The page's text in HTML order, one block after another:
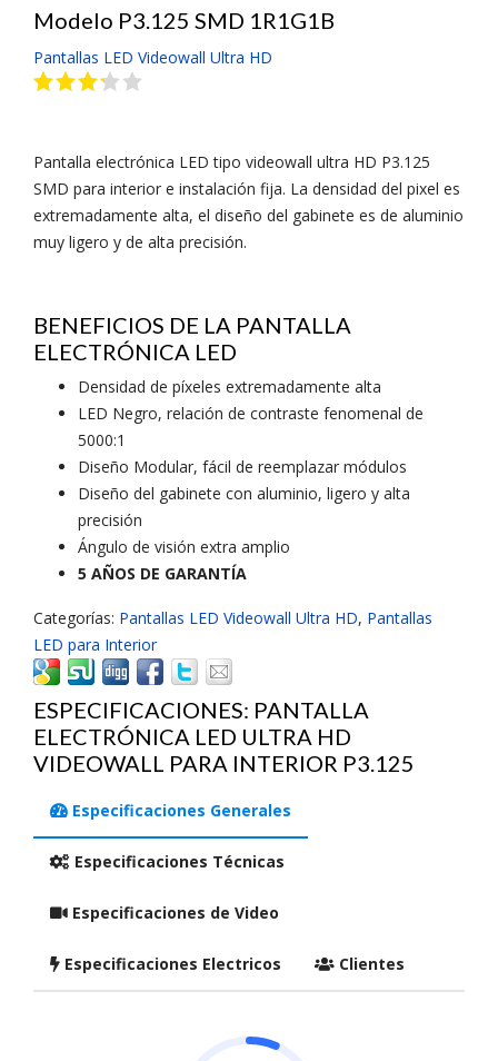
Modelo P3.125 SMD 1R1G1B
Pantallas LED Videowall Ultra HD
Pantalla electrónica LED tipo videowall ultra HD P3.125
SMD para interior e instalación fija. La densidad del pixel es
extremadamente alta, el diseño del gabinete es de aluminio
muy ligero y de alta precisión.
BENEFICIOS DE LA PANTALLA
ELECTRÓNICA LED
Densidad de píxeles extremadamente alta
LED Negro, relación de contraste fenomenal de
5000:1
Diseño Modular, fácil de reemplazar módulos
Diseño del gabinete con aluminio, ligero y alta
precisión
Ángulo de visión extra amplio
5 AÑOS DE GARANTÍA
Categorías: Pantallas LED Videowall Ultra HD, Pantallas
LED para Interior
ESPECIFICACIONES: PANTALLA
ELECTRÓNICA LED ULTRA HD
VIDEOWALL PARA INTERIOR P3.125
Especificaciones Generales
Especificaciones Técnicas
Especificaciones de Video
Especificaciones Electricos Clientes